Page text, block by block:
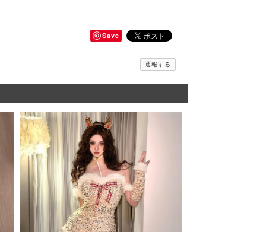
Save
通報する